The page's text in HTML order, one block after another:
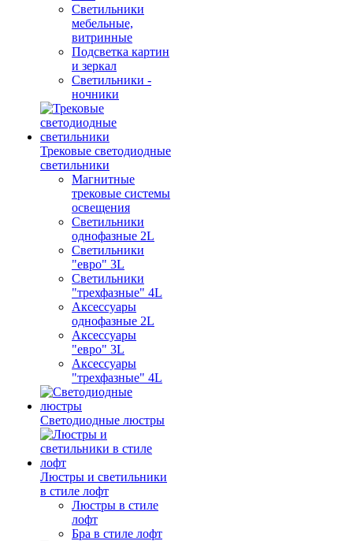
Светильники
мебельные,
витринные
Подсветка картин
и зеркал
Светильники -
ночники
Трековые светодиодные
светильники
Магнитные
трековые системы
освещения
Светильники
однофазные 2L
Светильники
"евро" 3L
Светильники
"трехфазные" 4L
Аксессуары
однофазные 2L
Аксессуары
"евро" 3L
Аксессуары
"трехфазные" 4L
Светодиодные люстры
Люстры и светильники
в стиле лофт
Люстры в стиле
лофт
Бра в стиле лофт